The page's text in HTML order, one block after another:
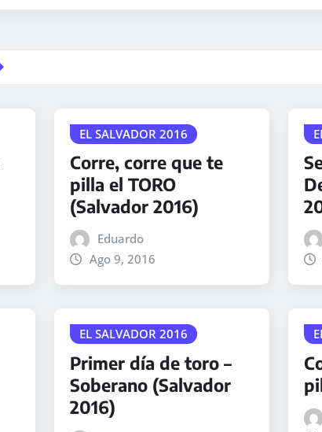
EL SALVADOR 2016
Corre, corre que te
pilla el TORO
(Salvador 2016)
Eduardo
Ago 9, 2016
EL SALVADOR 2016
Primer día de toro –
Soberano (Salvador
2016)